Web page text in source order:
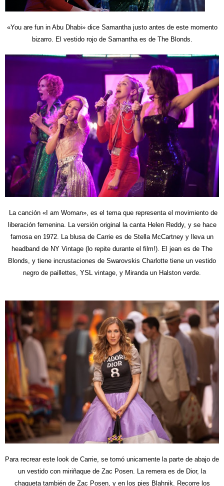
«You are fun in Abu Dhabi» dice Samantha justo antes de este momento
bizarro. El vestido rojo de Samantha es de The Blonds.
La canción «I am Woman», es el tema que representa el movimiento de
liberación femenina. La versión original la canta Helen Reddy, y se hace
famosa en 1972. La blusa de Carrie es de Stella McCartney y lleva un
headband de NY Vintage (lo repite durante el film!). El jean es de The
Blonds, y tiene incrustaciones de Swarovskis Charlotte tiene un vestido
negro de paillettes, YSL vintage, y Miranda un Halston verde.
Para recrear este look de Carrie, se tomó unicamente la parte de abajo de
un vestido con miriñaque de Zac Posen. La remera es de Dior, la
chaqueta también de Zac Posen, y en los pies Blahnik. Recorre los